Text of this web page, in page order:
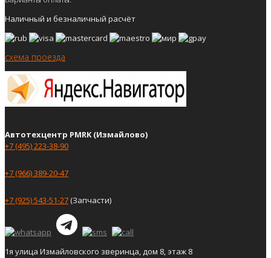
Наличный и безналичный расчёт
схема проезда
Автотехцентр PMRK (Измайлово)
+7 (495) 223-38-90
+7 (966) 389-20-47
+7 (925) 543-51-27(Запчасти)
1я улица Измайловского зверинца, дом 8, этаж 8